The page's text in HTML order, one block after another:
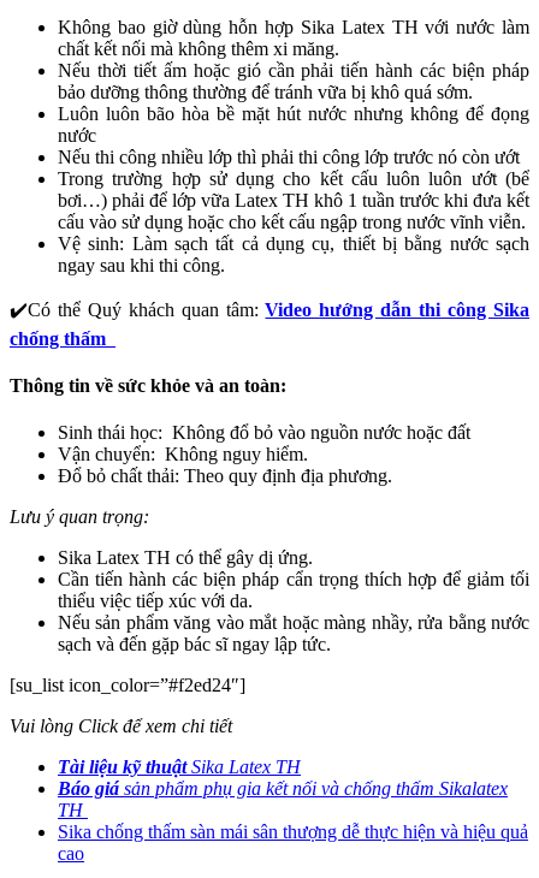
Không bao giờ dùng hỗn hợp Sika Latex TH với nước làm
chất kết nối mà không thêm xi măng.
Nếu thời tiết ấm hoặc gió cần phải tiến hành các biện pháp
bảo dưỡng thông thường để tránh vữa bị khô quá sớm.
Luôn luôn bão hòa bề mặt hút nước nhưng không để đọng
nước
Nếu thi công nhiều lớp thì phải thi công lớp trước nó còn ướt
Trong trường hợp sử dụng cho kết cấu luôn luôn ướt (bể
bơi…) phải để lớp vữa Latex TH khô 1 tuần trước khi đưa kết
cấu vào sử dụng hoặc cho kết cấu ngập trong nước vĩnh viễn.
Vệ sinh: Làm sạch tất cả dụng cụ, thiết bị bằng nước sạch
ngay sau khi thi công.
✔️Có thể Quý khách quan tâm:Video hướng dẫn thi công Sika
chống thấm
Thông tin về sức khỏe và an toàn:
Sinh thái học: Không đổ bỏ vào nguồn nước hoặc đất
Vận chuyển: Không nguy hiểm.
Đổ bỏ chất thải: Theo quy định địa phương.
Lưu ý quan trọng:
Sika Latex TH có thể gây dị ứng.
Cần tiến hành các biện pháp cẩn trọng thích hợp để giảm tối
thiểu việc tiếp xúc với da.
Nếu sản phẩm văng vào mắt hoặc màng nhầy, rửa bằng nước
sạch và đến gặp bác sĩ ngay lập tức.
[su_list icon_color=”#f2ed24″]
Vui lòng Click để xem chi tiết
Tài liệu kỹ thuậtSika Latex TH
Báo giá sản phẩm phụ gia kết nối và chống thấm Sikalatex
TH
Sika chống thấm sàn mái sân thượng dễ thực hiện và hiệu quả
cao